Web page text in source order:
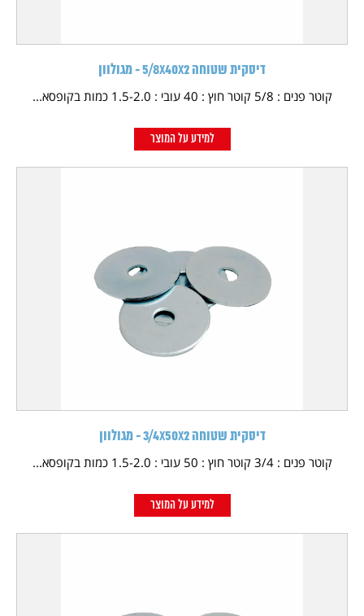
דיסקית שטוחה 5/8X40X2 - מגולוון
קוטר פנים : 5/8 קוטר חוץ : 40 עובי : 1.5-2.0 כמות בקופסא...
למידע על המוצר
דיסקית שטוחה 3/4X50X2 - מגולוון
קוטר פנים : 3/4 קוטר חוץ : 50 עובי : 1.5-2.0 כמות בקופסא...
למידע על המוצר